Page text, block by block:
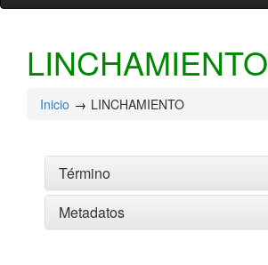
LINCHAMIENTO
Inicio LINCHAMIENTO
Término
Metadatos